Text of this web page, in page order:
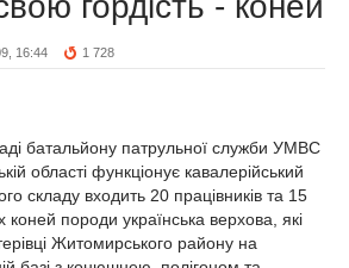
16:44 1 728
батальйону патрульної служби УМВС
області функціонує кавалерійський
складу входить 20 працівників та 15
коней породи українська верхова, які
Житомирського району на